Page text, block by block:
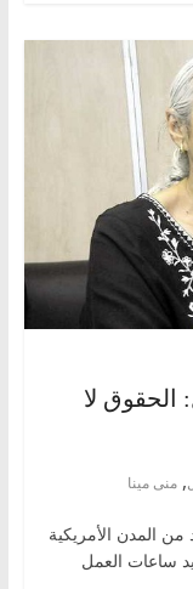
الحقوق لا
, منى مينا
المدن الأمريكية
ساعات العمل